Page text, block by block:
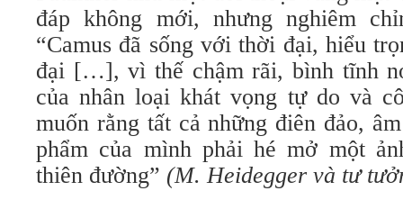
đáp không mới, nhưng nghiêm
“Camus đã sống với thời đại, hiểu
đại […], vì thế chậm rãi, bình tĩnh
của nhân loại khát vọng tự do và
muốn rằng tất cả những điên đảo,
phẩm của mình phải hé mở một
thiên đường” (M. Heidegger và tư